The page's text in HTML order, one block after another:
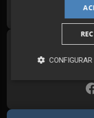
PlazaCONFIGURAR